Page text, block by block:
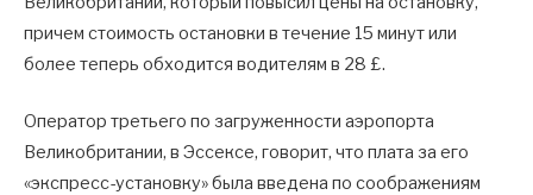
причем стоимость остановки в течение 15 минут или
более теперь обходится водителям в 28 £.
Оператор третьего по загруженности аэропорта
Великобритании, в Эссексе, говорит, что плата за его
«экспресс-установку» была введена по соображениям